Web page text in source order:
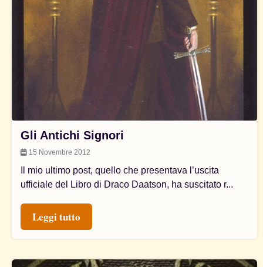
Gli Antichi Signori
15 Novembre 2012
Il mio ultimo post, quello che presentava l’uscita
ufficiale del Libro di Draco Daatson, ha suscitato r...
Leggi tutto